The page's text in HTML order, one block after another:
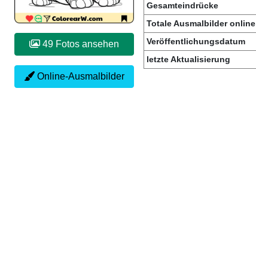
49 Fotos ansehen
Online-Ausmalbilder
Gesamteindrücke
Totale Ausmalbilder online
Veröffentlichungsdatum
letzte Aktualisierung